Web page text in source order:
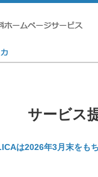
サービス
は2026年3月末をも